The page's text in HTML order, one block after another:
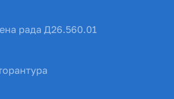
рада Д26.560.01